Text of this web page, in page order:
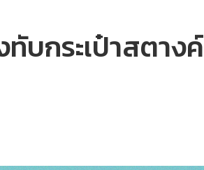
บกระเป๋าสตางค์